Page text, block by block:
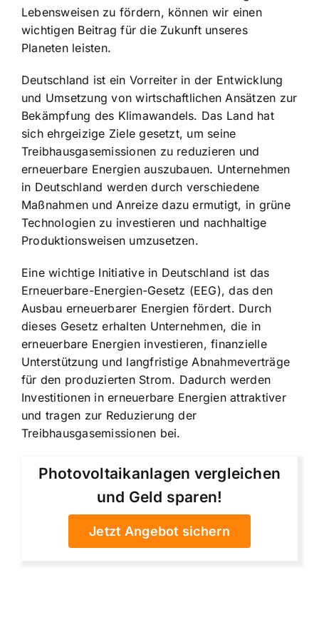
Lebensweisen zu fördern, können wir einen
wichtigen Beitrag für die Zukunft unseres
Planeten leisten.
Deutschland ist ein Vorreiter in der Entwicklung
und Umsetzung von wirtschaftlichen Ansätzen zur
Bekämpfung des Klimawandels. Das Land hat
sich ehrgeizige Ziele gesetzt, um seine
Treibhausgasemissionen zu reduzieren und
erneuerbare Energien auszubauen. Unternehmen
in Deutschland werden durch verschiedene
Maßnahmen und Anreize dazu ermutigt, in grüne
Technologien zu investieren und nachhaltige
Produktionsweisen umzusetzen.
Eine wichtige Initiative in Deutschland ist das
Erneuerbare-Energien-Gesetz (EEG), das den
Ausbau erneuerbarer Energien fördert. Durch
dieses Gesetz erhalten Unternehmen, die in
erneuerbare Energien investieren, finanzielle
Unterstützung und langfristige Abnahmeverträge
für den produzierten Strom. Dadurch werden
Investitionen in erneuerbare Energien attraktiver
und tragen zur Reduzierung der
Treibhausgasemissionen bei.
Photovoltaikanlagen vergleichen
und Geld sparen!
Jetzt Angebot sichern